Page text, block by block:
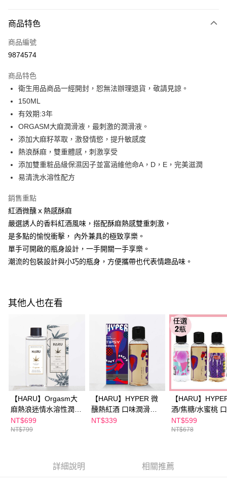
信用卡一次付款
超商取貨付款
Apple Pay
街口支付
悠遊付
Google Pay
全盈+PAY
AFTEE先享後付
【關於「AFTEE先享後付」】
AFTEE先享後付是「在收到商品之後才付款」的支付方式。 讓您購物簡單
便利好安心！
１．簡單：不需註冊會員、不需綁卡、不需儲值。
２．便利：只要手機號碼，簡訊認證，即可結帳。
３．安心：先確認商品／服務後，再付款。
３．收到繳費通知簡訊後14天內，點擊此簡訊中的連結，可透過四大超商／
ATM／網路銀行／等多元方式進行付款，方視為交易完成。
※ 請注意：結帳手續完成當下不需立刻繳費，但若您需要取消訂單，請聯絡
購買商品的店家。未經商家同意取消之訂單仍視為有效，需透過AFTEE先享
後付繳納相關費用。
※ 交易是否成功請以「AFTEE先享後付 」之結帳頁面顯示為準，若有關於
是否繳費成功／繳費後需取消欲退款等相關疑問，請聯繫「AFTEE先享後付
客戶支援中心」https://netprotections.freshdesk.com/support/home
【注意事項】
１．透過由恩沛科技股份有限公司提供之「AFTEE先享後付」服務完成之交
易，需依本服務之必要範圍內提供個人資料，並將交易相關給付款項請求債
權轉讓予恩沛科技股份有限公司。
２．關於個人資料處理事宜，請瀏覽以下網址：
https://aftee.tw/terms/#terms3
４．使用「AFTEE先享後付」時，將依據個別帳號之用戶狀況，依本公司即
ATM付款
運送方式
全家付款取貨
每筆NT$100，滿NT$600(含以上)免運費
每筆NT$100，滿NT$600(含以上)免運費
每筆NT$100，滿NT$600(含以上)免運費
付款後萊爾富取貨
每筆NT$100，滿NT$600(含以上)免運費
7-11付款取貨
每筆NT$100，滿NT$600(含以上)免運費
付款後7-11取貨
每筆NT$100，滿NT$600(含以上)免運費
每筆NT$100，滿NT$600(含以上)免運費
商品特色
商品編號
9874574
商品特色
衛生用品商品一經開封，恕無法辦理退貨，敬請見諒。
150ML
有效期:3年
ORGASM大麻潤滑液，最刺激的潤滑液。
添加大麻籽萃取，激發情慾，提升敏感度
熱浪酥麻，雙重體感，刺激享受
添加雙重粧品級保濕因子並富涵維他命A，D，E，完美滋潤
易清洗水溶性配方
銷售重點
紅酒微醺ｘ熱感酥麻
嚴選誘人的香料紅酒風味，搭配酥麻熱感雙重刺激，
是多點的愉悅衝擊， 內外兼具的極致享樂。
單手可開啟的瓶身設計，一手開關一手享樂。
潮流的包裝設計與小巧的瓶身，方便攜帶也代表情趣品味。
其他人也在看
【HARU】Orgasm大
麻熱浪迷情水溶性潤滑
液150ML
NT$699
NT$799
【HARU】HYPER 微
醺熱紅酒 口味潤滑液
50ML
NT$339
【HARU】
酒/焦糖/水蜜桃
滑液30ML(任選2
NT$599
NT$678
詳細說明 相關推薦